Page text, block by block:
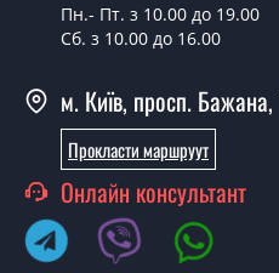
Яка вартість
Від 5200 грн.
Потрібні двері
що
Кожна наша порада
приводу вхідних дверей
Пн.- Пт. з 10.00 до 19.00
Сб. з 10.00 до 16.00
м. Київ, просп.
Прокласти маршруут
Онлайн консультант